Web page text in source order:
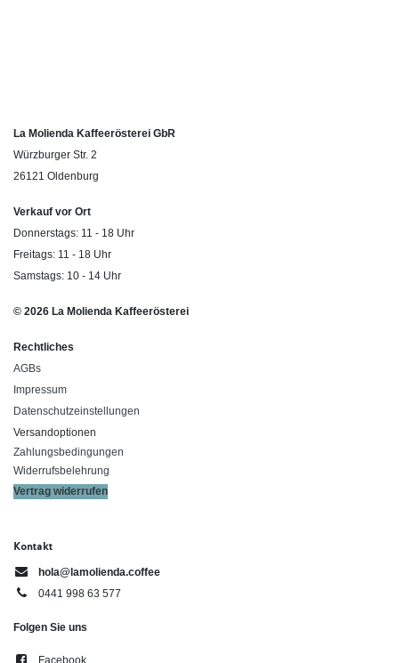
La Molienda Kaffeerösterei GbR
Würzburger Str. 2
26121 Oldenburg
Verkauf vor Ort
Donnerstags: 11 - 18 Uhr
Freitags: 11 - 18 Uhr
Samstags: 10 - 14 Uhr
© 2026 La Molienda Kaffeerösterei
Rechtliches
AGBs
Impressum
Datenschutzeinstellungen
Versandoptionen
Zahlungsbedingungen
Widerrufsbelehrung
Vertrag widerrufen
Kontakt
hola@lamolienda.coffee
0441 998 63 577
Folgen Sie uns